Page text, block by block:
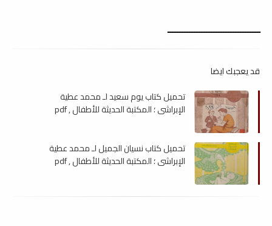
ــــــــــــــــــــــــــــــــــــــ
قد يعجبك ايضا
تحميل كتاب يوم سعيد لـ محمد عطية
الإبراشي ؛ المكتبة الحديثة للأطفال , pdf
تحميل كتاب نسيان الجميل لـ محمد عطية
الإبراشي ؛ المكتبة الحديثة للأطفال , pdf